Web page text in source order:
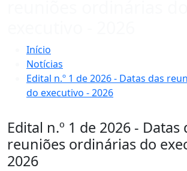
Início
Notícias
Edital n.º 1 de 2026 - Datas das
do executivo - 2026
Edital n.º 1 de 2026 - Datas
reuniões ordinárias do
2026